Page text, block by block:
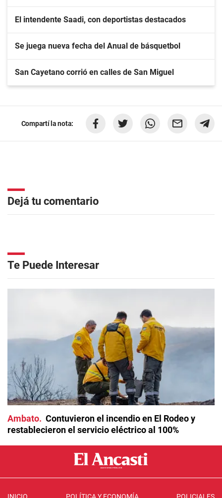
El intendente Saadi, con deportistas destacados
Se juega nueva fecha del Anual de básquetbol
San Cayetano corrió en calles de San Miguel
Compartí la nota:
Dejá tu comentario
Te Puede Interesar
Ambato
Contuvieron el incendio en El Rodeo y
restablecieron el servicio eléctrico al 100%